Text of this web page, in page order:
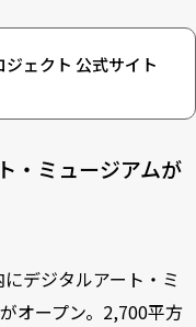
ジェクト 公式サイト
・ミュージアムが
デジタルアート・ミ
オープン。2,700平方